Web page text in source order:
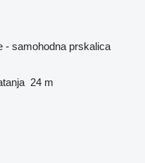
- samohodna prskalica
24 m